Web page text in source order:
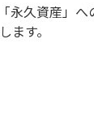
久資産」
す。